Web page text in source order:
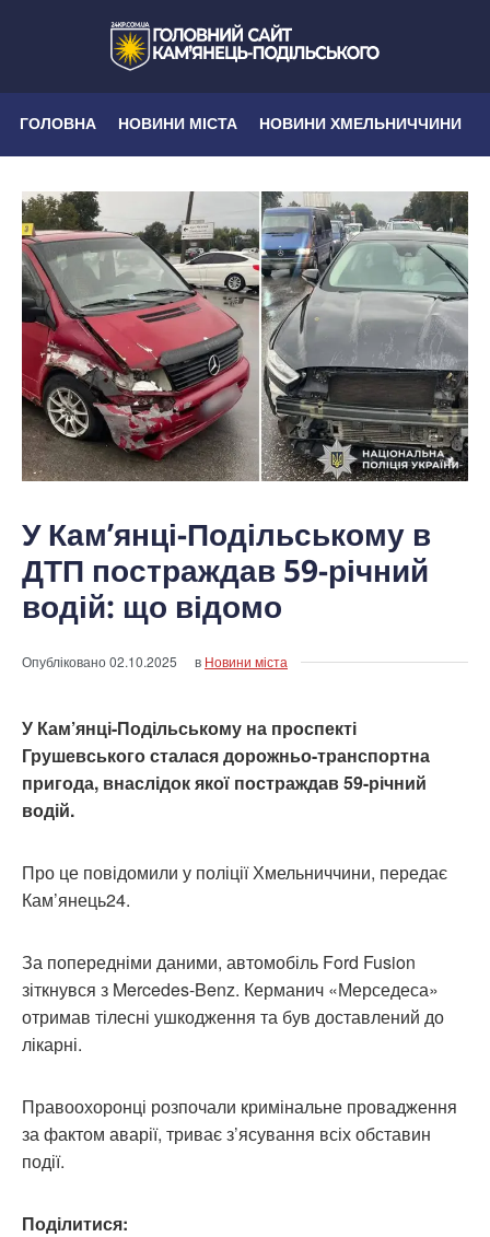
ГОЛОВНА НОВИНИ МІСТА НОВИНИ ХМЕЛЬНИЧЧИНИ
У Кам’янці-Подільському в
ДТП постраждав 59-річний
водій: що відомо
Опубліковано02.10.2025 в Новини міста
У Кам’янці-Подільському на проспекті
Грушевського сталася дорожньо-транспортна
пригода, внаслідок якої постраждав 59-річний
водій.
Про це повідомили у поліції Хмельниччини, передає
Кам’янець24.
За попередніми даними, автомобіль Ford Fusion
зіткнувся з Mercedes-Benz. Керманич «Мерседеса»
отримав тілесні ушкодження та був доставлений до
лікарні.
Правоохоронці розпочали кримінальне провадження
за фактом аварії, триває з’ясування всіх обставин
події.
Поділитися: